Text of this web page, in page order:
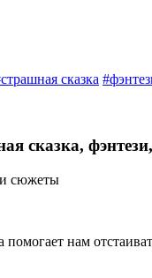
сказка
сказка,
и сюжеты
нам